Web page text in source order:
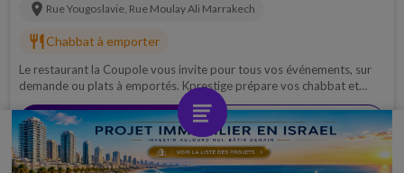
location_on Rue Yougoslavie, Rue Moulay Ali Marrakech
restaurant Chabbat à emporter
Le restaurant la Coupole vous invite pour tous vos événements, sur
demande ou plats à emportés. Kprestige prépare vos chabbat et
fêtes à Marrakech !
set_mealVoir la carte restaurant_menuReserver